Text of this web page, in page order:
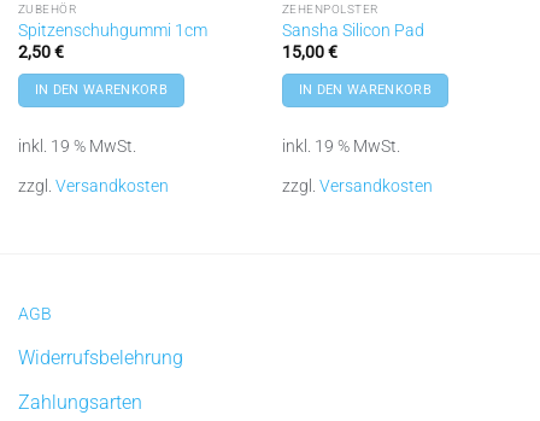
ZUBEHÖR
Spitzenschuhgummi 1cm
2,50€
IN DEN WARENKORB
inkl. 19 % MwSt.
zzgl. Versandkosten
ZEHENPOLSTER
Sansha Silicon Pad
15,00€
IN DEN WARENKORB
inkl. 19 % MwSt.
zzgl. Versandkosten
AGB
Widerrufsbelehrung
Zahlungsarten